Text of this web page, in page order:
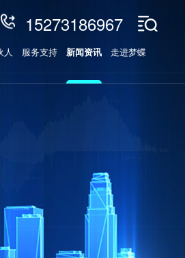
15273186967
人 服务支持 新闻资讯 走进梦蝶